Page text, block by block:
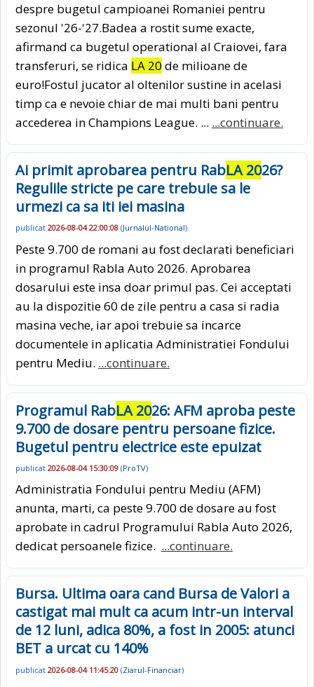
despre bugetul campioanei Romaniei pentru
sezonul '26-'27.Badea a rostit sume exacte,
afirmand ca bugetul operational al Craiovei, fara
transferuri, se ridica LA 20 de milioane de
euro!Fostul jucator al oltenilor sustine in acelasi
timp ca e nevoie chiar de mai multi bani pentru
accederea in Champions League. ... ...continuare.
Ai primit aprobarea pentru RabLA 2026?
Regulile stricte pe care trebuie sa le
urmezi ca sa iti iei masina
publicat 2026-08-04 22:00:08 (Jurnalul-National)
Peste 9.700 de romani au fost declarati beneficiari
in programul Rabla Auto 2026. Aprobarea
dosarului este insa doar primul pas. Cei acceptati
au la dispozitie 60 de zile pentru a casa si radia
masina veche, iar apoi trebuie sa incarce
documentele in aplicatia Administratiei Fondului
pentru Mediu. ...continuare.
Programul RabLA 2026: AFM aproba peste
9.700 de dosare pentru persoane fizice.
Bugetul pentru electrice este epuizat
publicat 2026-08-04 15:30:09 (ProTV)
Administratia Fondului pentru Mediu (AFM)
anunta, marti, ca peste 9.700 de dosare au fost
aprobate in cadrul Programului Rabla Auto 2026,
dedicat persoanele fizice. ...continuare.
Bursa. Ultima oara cand Bursa de Valori a
castigat mai mult ca acum intr-un interval
de 12 luni, adica 80%, a fost in 2005: atunci
BET a urcat cu 140%
publicat 2026-08-04 11:45:20 (Ziarul-Financiar)